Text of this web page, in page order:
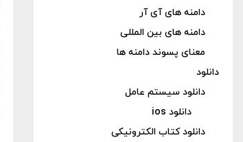
دامنه های آی آر
دامنه های بین المللی
معنای پسوند دامنه ها
دانلود
دانلود سیستم عامل
دانلود ios
دانلود کتاب الکترونیکی